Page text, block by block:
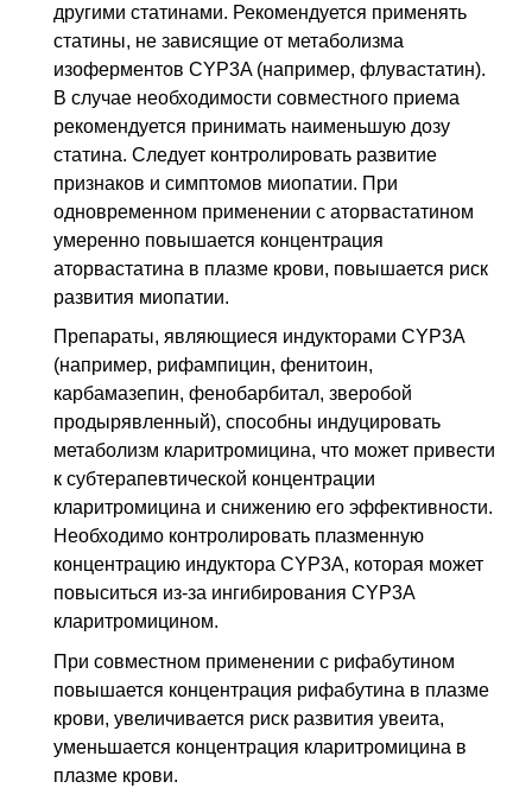
другими статинами. Рекомендуется применять
статины, не зависящие от метаболизма
изоферментов CYP3A (например, флувастатин).
В случае необходимости совместного приема
рекомендуется принимать наименьшую дозу
статина. Следует контролировать развитие
признаков и симптомов миопатии. При
одновременном применении с аторвастатином
умеренно повышается концентрация
аторвастатина в плазме крови, повышается риск
развития миопатии.
Препараты, являющиеся индукторами CYP3A
(например, рифампицин, фенитоин,
карбамазепин, фенобарбитал, зверобой
продырявленный), способны индуцировать
метаболизм кларитромицина, что может привести
к субтерапевтической концентрации
кларитромицина и снижению его эффективности.
Необходимо контролировать плазменную
концентрацию индуктора СYР3А, которая может
повыситься из-за ингибирования CYP3A
кларитромицином.
При совместном применении с рифабутином
повышается концентрация рифабутина в плазме
крови, увеличивается риск развития увеита,
уменьшается концентрация кларитромицина в
плазме крови.